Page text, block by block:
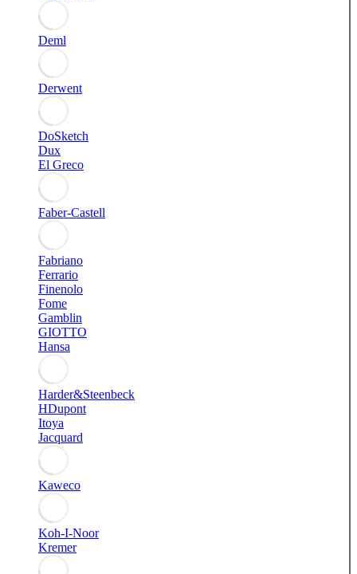
Deml
Derwent
DoSketch
Dux
El Greco
Faber-Castell
Fabriano
Ferrario
Finenolo
Fome
Gamblin
GIOTTO
Hansa
Harder&Steenbeck
HDupont
Itoya
Jacquard
Kaweco
Koh-I-Noor
Kremer